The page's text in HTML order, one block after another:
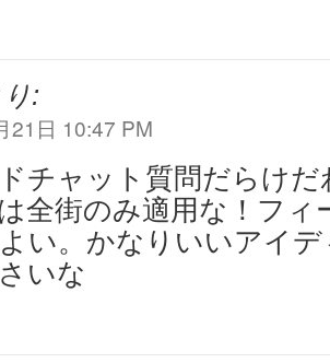
:
21日 10:47 PM
チャット質問だらけ
全街のみ適用な！フ
い。かなりいいアイ
いな